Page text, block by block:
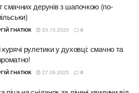
смачних дерунів з шапочкою (по-
ГНАТЮК 20.10.2025 0
курячі рулетики у духовці: смачно та
ГНАТЮК 27.09.2025 0